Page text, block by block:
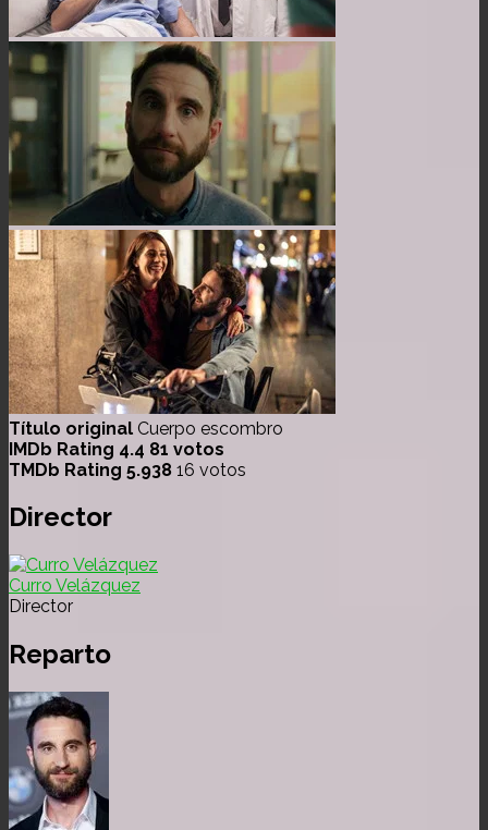
Título original Cuerpo escombro
IMDb Rating 4.4 81 votos
TMDb Rating 5.938 16 votos
Director
Curro Velázquez
Director
Reparto